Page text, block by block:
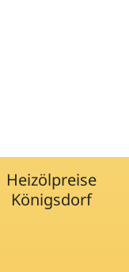
Heizölpreise
Königsdorf